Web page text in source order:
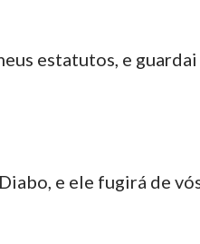
estatutos, e
e ele fugirá de